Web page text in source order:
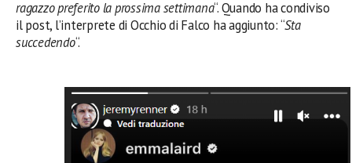
ragazzo preferito la prossima settimana“. Quando ha condiviso
il post, l’interprete di Occhio di Falco ha aggiunto: “Sta
succedendo“.